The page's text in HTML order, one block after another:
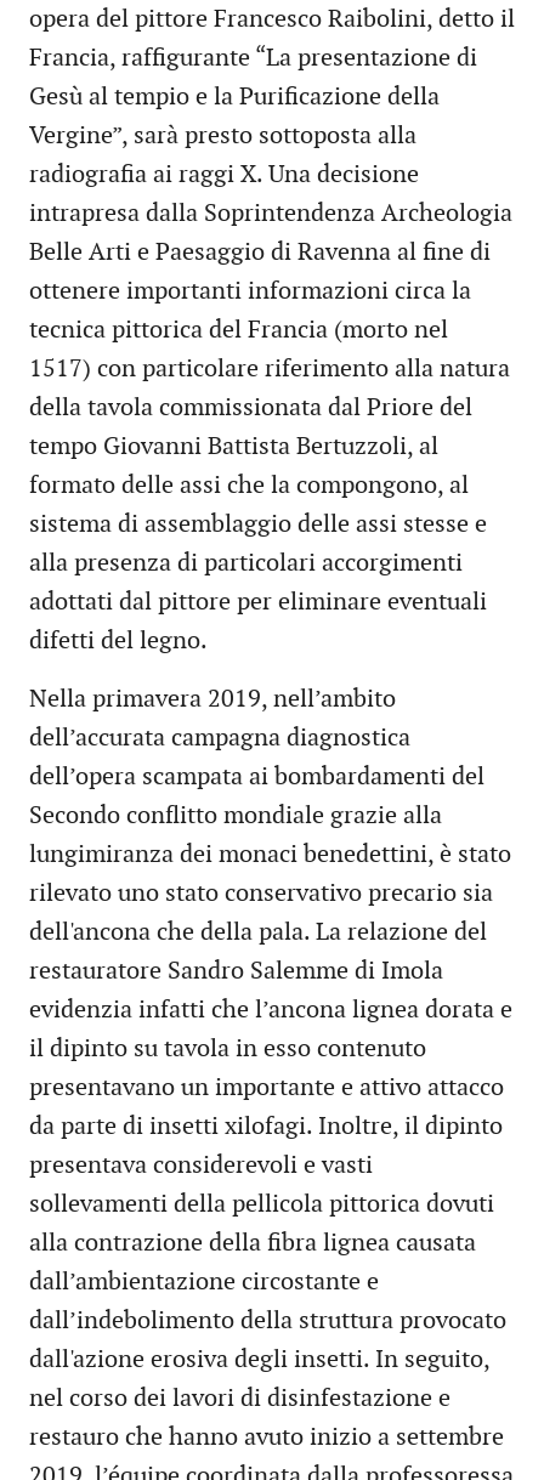
opera del pittore Francesco Raibolini, detto il
Francia, raffigurante “La presentazione di
Gesù al tempio e la Purificazione della
Vergine”, sarà presto sottoposta alla
radiografia ai raggi X. Una decisione
intrapresa dalla Soprintendenza Archeologia
Belle Arti e Paesaggio di Ravenna al fine di
ottenere importanti informazioni circa la
tecnica pittorica del Francia (morto nel
1517) con particolare riferimento alla natura
della tavola commissionata dal Priore del
tempo Giovanni Battista Bertuzzoli, al
formato delle assi che la compongono, al
sistema di assemblaggio delle assi stesse e
alla presenza di particolari accorgimenti
adottati dal pittore per eliminare eventuali
difetti del legno.
Nella primavera 2019, nell’ambito
dell’accurata campagna diagnostica
dell’opera scampata ai bombardamenti del
Secondo conflitto mondiale grazie alla
lungimiranza dei monaci benedettini, è stato
rilevato uno stato conservativo precario sia
dell'ancona che della pala. La relazione del
restauratore Sandro Salemme di Imola
evidenzia infatti che l’ancona lignea dorata e
il dipinto su tavola in esso contenuto
presentavano un importante e attivo attacco
da parte di insetti xilofagi. Inoltre, il dipinto
presentava considerevoli e vasti
sollevamenti della pellicola pittorica dovuti
alla contrazione della fibra lignea causata
dall’ambientazione circostante e
dall’indebolimento della struttura provocato
dall'azione erosiva degli insetti. In seguito,
nel corso dei lavori di disinfestazione e
restauro che hanno avuto inizio a settembre